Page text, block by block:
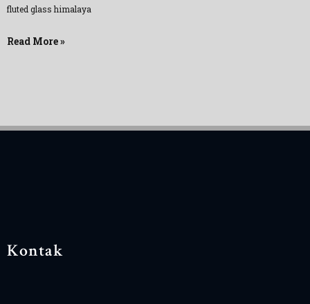
fluted glass himalaya
Read More »
Kontak